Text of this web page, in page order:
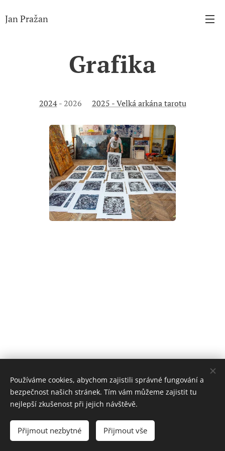
Jan Pražan
Grafika
2024- 2026 2025 - Velká arkána tarotu
© 2025 Jan Pražan / Aleš Pražan
Vytvořeno službou Webnode
Používáme cookies, abychom zajistili správné fungování a
bezpečnost našich stránek. Tím vám můžeme zajistit tu
nejlepší zkušenost při jejich návštěvě.
Přijmout nezbytné Přijmout vše